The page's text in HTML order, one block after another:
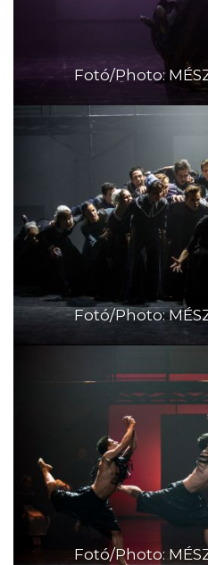
Fotó/Photo:
Fotó/Photo:
Fotó/Photo: